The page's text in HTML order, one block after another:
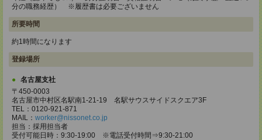
分の職務経歴） ※履歴書は必要ございません
所要時間
約1時間になります
登録場所
名古屋支社
〒450-0003
名古屋市中村区名駅南1-21-19 名駅サウスサイドスクエア3F
TEL：0120-921-871
MAIL： worker@nissonet.co.jp
担当：採用担当者
受付可能日時：9:30-19:00 ※電話受付時間⇒9:30-21:00